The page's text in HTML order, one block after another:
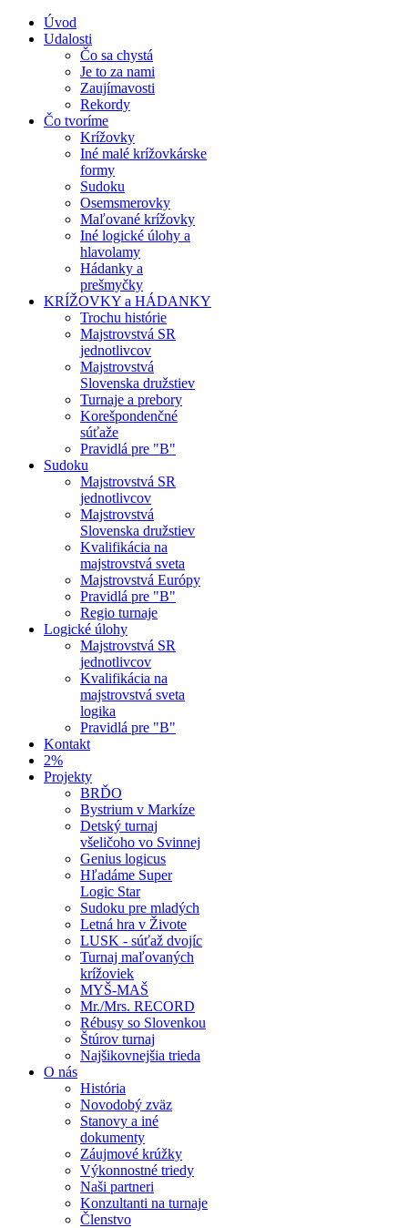
Úvod
Udalosti
Čo sa chystá
Je to za nami
Zaujímavosti
Rekordy
Čo tvoríme
Krížovky
Iné malé krížovkárske
formy
Sudoku
Osemsmerovky
Maľované krížovky
Iné logické úlohy a
hlavolamy
Hádanky a
prešmyčky
KRÍŽOVKY a HÁDANKY
Trochu histórie
Majstrovstvá SR
jednotlivcov
Majstrovstvá
Slovenska družstiev
Turnaje a prebory
Korešpondenčné
súťaže
Pravidlá pre "B"
Sudoku
Majstrovstvá SR
jednotlivcov
Majstrovstvá
Slovenska družstiev
Kvalifikácia na
majstrovstvá sveta
Majstrovstvá Európy
Pravidlá pre "B"
Regio turnaje
Logické úlohy
Majstrovstvá SR
jednotlivcov
Kvalifikácia na
majstrovstvá sveta
logika
Pravidlá pre "B"
Kontakt
2%
Projekty
BRĎO
Bystrium v Markíze
Detský turnaj
všeličoho vo Svinnej
Genius logicus
Hľadáme Super
Logic Star
Sudoku pre mladých
Letná hra v Živote
LUSK - súťaž dvojíc
Turnaj maľovaných
krížoviek
MYŠ-MAŠ
Mr./Mrs. RECORD
Rébusy so Slovenkou
Štúrov turnaj
Najšikovnejšia trieda
O nás
História
Novodobý zväz
Stanovy a iné
dokumenty
Záujmové krúžky
Výkonnostné triedy
Naši partneri
Konzultanti na turnaje
Členstvo